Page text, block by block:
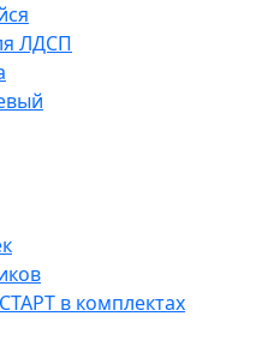
ЛДСП
в комплектах